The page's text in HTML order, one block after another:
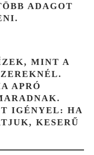
ADAGOT
MINT A
APRÓ
IGÉNYEL: HA
KESERŰ